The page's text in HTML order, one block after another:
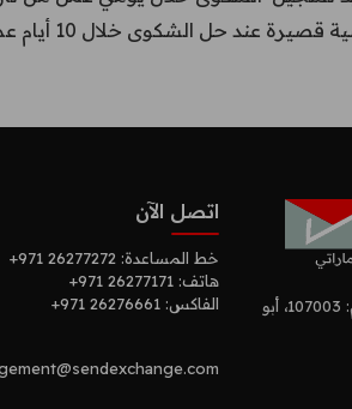
إرسال للصرافة، صندوق بريد رقم: 107003، أبو
اتصل الآن
خط المساعدة: +971 26277272
هاتف:+971 26277171
الفاكس:+971 26276661